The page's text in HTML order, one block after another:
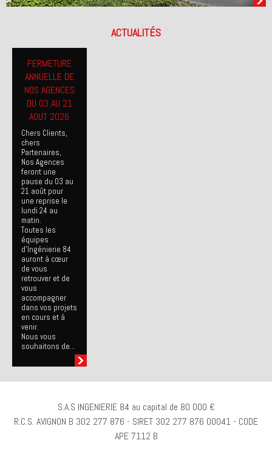
ACTUALITÉS
FERMETURE
ANNUELLE DE
NOS AGENCES
DU 03 AU 21
AOUT 2026
Chers Clients,
chers
Partenaires,
Nos Agences
feront une
pause du 03 au
21 août pour
une reprise le
lundi 24 au
matin.
Toutes les
équipes
d’Ingénierie 84
auront à cœur
de vous
retrouver et de
vous
accompagner
dans vos projets
en cours et à
venir.
Nous vous
souhaitons de...
S.A.S INGENIERIE 84 au capital de 80 000 €
R.C.S. AVIGNON B 302 277 876 - SIRET 302 277 876 00041 - CODE
APE 7112 B